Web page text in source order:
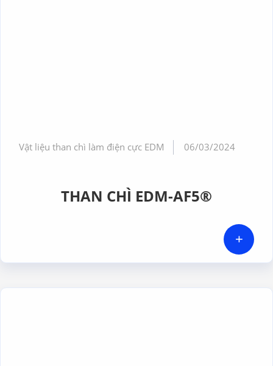
Vật liệu than chì làm điện cực EDM 06/03/2024
THAN CHÌ EDM-AF5®
+